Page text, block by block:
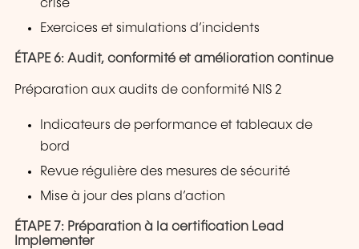
crise
Exercices et simulations d’incidents
ÉTAPE 6: Audit, conformité et amélioration continue
Préparation aux audits de conformité NIS 2
Indicateurs de performance et tableaux de
bord
Revue régulière des mesures de sécurité
Mise à jour des plans d’action
ÉTAPE 7: Préparation à la certification Lead
Implementer